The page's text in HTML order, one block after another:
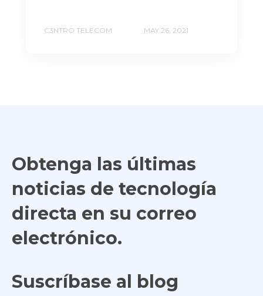
C3NTRO TELECOM MAY 26, 2021
Obtenga las últimas
noticias de tecnología
directa en su correo
electrónico.
Suscríbase al blog